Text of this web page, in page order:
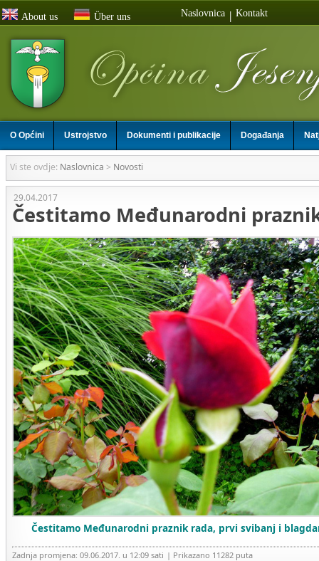
About us Über uns Naslovnica | Kontakt
O Općini Ustrojstvo Dokumenti i publikacije Događanja
Vi ste ovdje: Naslovnica > Novosti
29.04.2017
Čestitamo Međunarodni
Čestitamo Međunarodni praznik rada, prvi svibanj i
Zadnja promjena: 09.06.2017. u 12:09 sati | Prikazano 11282 puta